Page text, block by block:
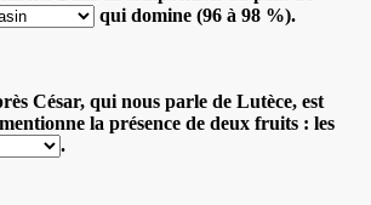
qui domine (96 à 98 %).
César, qui nous parle de Lutèce, est
la présence de deux fruits : les
.